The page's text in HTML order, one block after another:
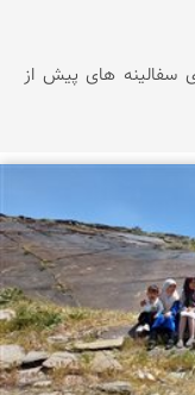
سفالینه های پیش از